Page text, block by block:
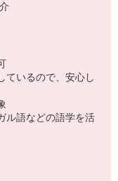
ているので、安心し
ル語などの語学を活